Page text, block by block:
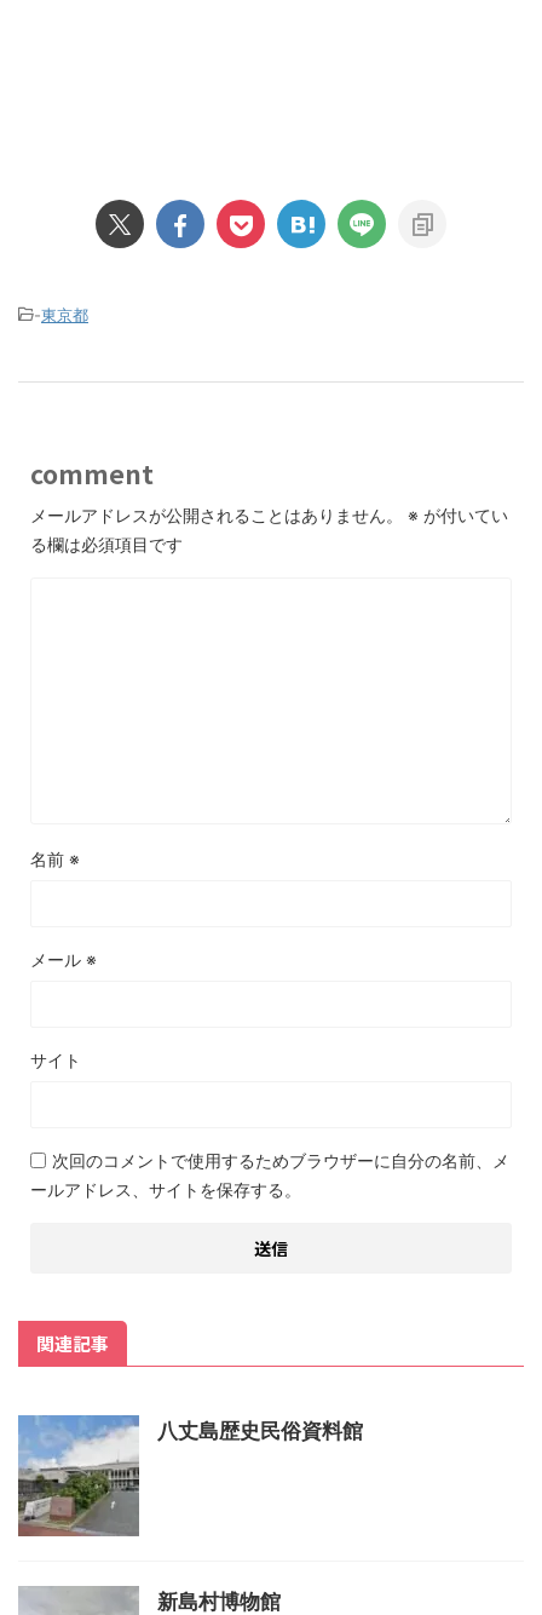
-東京都
comment
メールアドレスが公開されることはありません。 ※ が付いてい
る欄は必須項目です
名前 ※
メール ※
サイト
次回のコメントで使用するためブラウザーに自分の名前、メ
ールアドレス、サイトを保存する。
関連記事
八丈島歴史民俗資料館
新島村博物館